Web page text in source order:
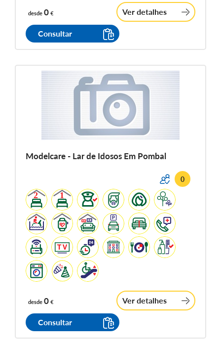
desde 0 € Ver detalhes
Consultar
Modelcare - Lar de Idosos Em Pombal
0
desde 0 € Ver detalhes
Consultar